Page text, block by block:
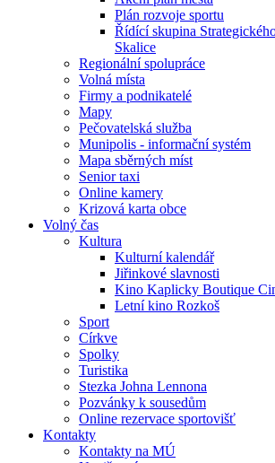
Plán rozvoje sportu
Řídící skupina
Skalice
Regionální spolupráce
Volná místa
Firmy a podnikatelé
Mapy
Pečovatelská služba
Munipolis - informační systém
Mapa sběrných míst
Senior taxi
Online kamery
Krizová karta obce
Volný čas
Kultura
Kulturní kalendář
Jiřinkové slavnosti
Kino Kaplicky Boutique
Letní kino Rozkoš
Sport
Církve
Spolky
Turistika
Stezka Johna Lennona
Pozvánky k sousedům
Online rezervace sportovišť
Kontakty
Kontakty na MÚ